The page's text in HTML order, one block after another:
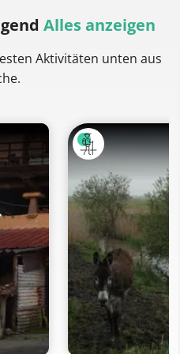
Alles anzeigen
Aktivitäten unten aus